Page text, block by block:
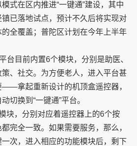
式在区内推进“一键通”建设，其中
已落地试点，预计不久后将实现对
的全覆盖；普陀区计划在今年上半年
台目前内置6个模块，分别是助医、
、社交。为方便老人，进入平台甚
——拿起重新设计的机顶盒遥控器，
切换到“一键通”平台。
块，分别对应着遥控器上的6个按
完全一致。如果需要服务，那么，
次，进入相应的功能模块后，剩下